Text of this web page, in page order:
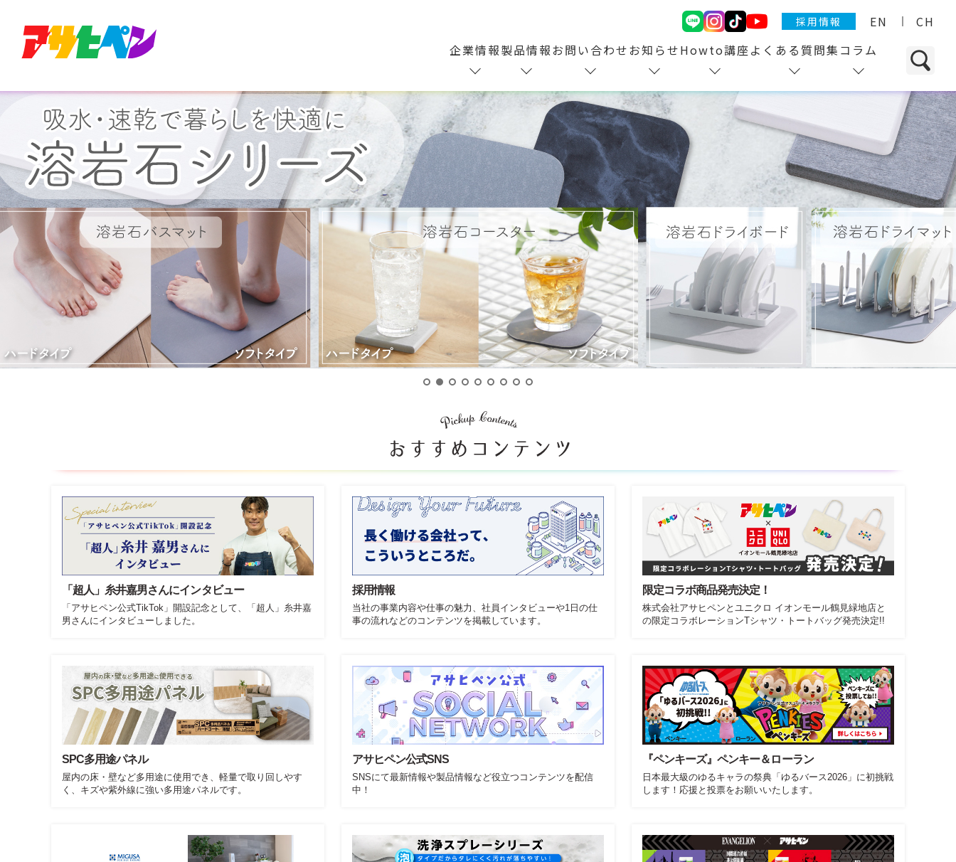
採用情報 EN
CH
企業情報製品情報お問い合わせお知らせHowto講座よくある質問集 コラム
「超人」糸井嘉男さんにインタビュー
「アサヒペン公式TikTok」開設記念として、「超人」糸井嘉
男さんにインタビューしました。
採用情報
当社の事業内容や仕事の魅力、社員インタビューや1日の仕
事の流れなどのコンテンツを掲載しています。
限定コラボ商品発売決定！
株式会社アサヒペンとユニクロ イオンモール鶴見緑地店と
の限定コラボレーションTシャツ・トートバッグ発売決定!!
SPC多用途パネル
屋内の床・壁など多用途に使用でき、軽量で取り回しやす
く、キズや紫外線に強い多用途パネルです。
アサヒペン公式SNS
SNSにて最新情報や製品情報など役立つコンテンツを配信
中！
『ペンキーズ』ペンキー＆ローラン
日本最大級のゆるキャラの祭典「ゆるバース2026」に初挑戦
します！応援と投票をお願いいたします。